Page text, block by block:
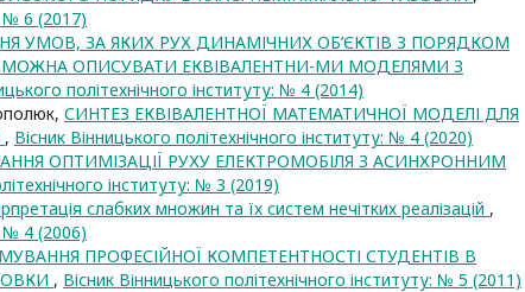
№ 6 (2017)
УМОВ, ЗА ЯКИХ РУХ ДИНАМІЧНИХ ОБ’ЄКТІВ З ПОРЯДКОМ
ОПИСУВАТИ ЕКВІВАЛЕНТНИ-МИ МОДЕЛЯМИ З
політехнічного інституту: № 4 (2014)
СИНТЕЗ ЕКВІВАЛЕНТНОЇ МАТЕМАТИЧНОЇ МОДЕЛІ ДЛЯ
, Вісник Вінницького політехнічного інституту: № 4 (2020)
ОПТИМІЗАЦІЇ РУХУ ЕЛЕКТРОМОБІЛЯ З АСИНХРОННИМ
інституту: № 3 (2019)
слабких множин та їх систем нечітких реалізацій ,
№ 4 (2006)
ПРОФЕСІЙНОЇ КОМПЕТЕНТНОСТІ СТУДЕНТІВ В
, Вісник Вінницького політехнічного інституту: № 5 (2011)